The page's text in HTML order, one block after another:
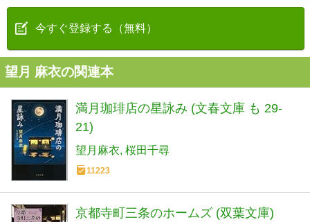
今すぐ登録する（無料）
望月 麻衣の関連本
満月珈琲店の星詠み (文春文庫 も 29-
21)
望月麻衣 桜田千尋
11223
京都寺町三条のホームズ (双葉文庫)